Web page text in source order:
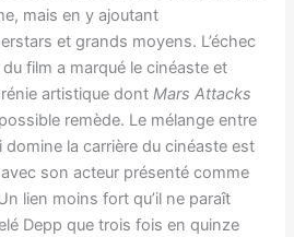
mais en y ajoutant
et grands moyens. L’échec
film a marqué le cinéaste et
artistique dontMars Attacks
remède. Le mélange entre
la carrière du cinéaste est
son acteur présenté comme
lien moins fort qu’il ne paraît
Depp que trois fois en quinze